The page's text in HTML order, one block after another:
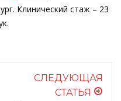
Клинический стаж – 23
СЛЕДУЮЩАЯ
СТАТЬЯ